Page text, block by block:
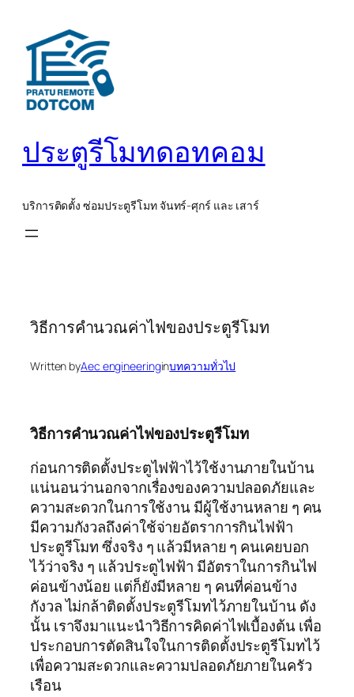
เนื้อหา
ประตูรีโมทดอทคอม
บริการติดตั้ง ซ่อมประตูรีโมท จันทร์-ศุกร์ และ เสาร์
วิธีการคำนวณค่าไฟของประตูรีโมท
Written byAec engineeringinบทความทั่วไป
วิธีการคำนวณค่าไฟของประตูรีโมท
ก่อนการติดตั้งประตูไฟฟ้าไว้ใช้งานภายในบ้าน
แน่นอนว่านอกจากเรื่องของความปลอดภัยและ
ความสะดวกในการใช้งาน มีผู้ใช้งานหลาย ๆ คน
มีความกังวลถึงค่าใช้จ่ายอัตราการกินไฟฟ้า
ประตูรีโมท ซึ่งจริง ๆ แล้วมีหลาย ๆ คนเคยบอก
ไว้ว่าจริง ๆ แล้วประตูไฟฟ้า มีอัตราในการกินไฟ
ค่อนข้างน้อย แต่ก็ยังมีหลาย ๆ คนที่ค่อนข้าง
กังวล ไม่กล้าติดตั้งประตูรีโมทไว้ภายในบ้าน ดัง
นั้น เราจึงมาแนะนำวิธีการคิดค่าไฟเบื้องต้น เพื่อ
ประกอบการตัดสินใจในการติดตั้งประตูรีโมทไว้
เพื่อความสะดวกและความปลอดภัยภายในครัว
เรือน